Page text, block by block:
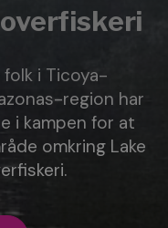
i Ticoya-
region har
i kampen for at
omkring Lake